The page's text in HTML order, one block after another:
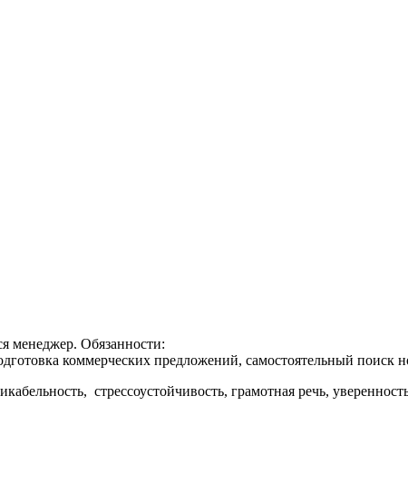
менеджер. Обязанности:
коммерческих предложений, самостоятельный
стрессоустойчивость, грамотная речь,